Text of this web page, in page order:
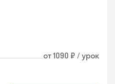
от 1090 ₽ / урок